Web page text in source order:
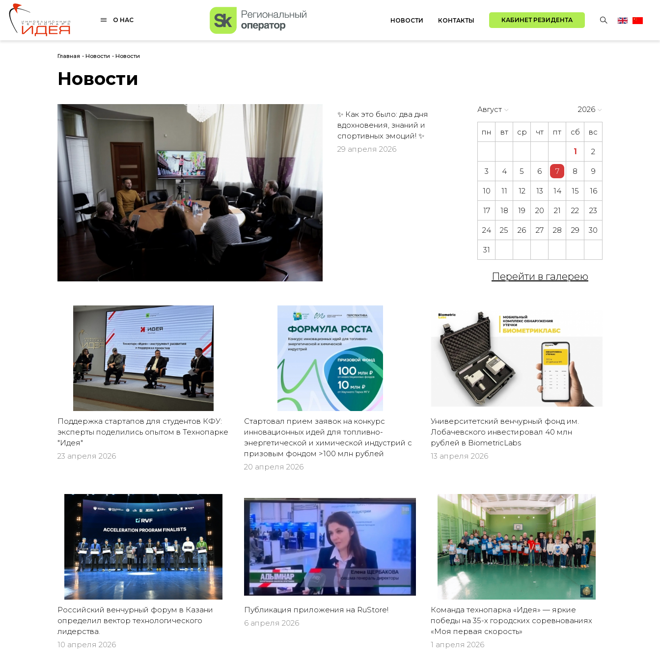
О НАС НОВОСТИ КОНТАКТЫ КАБИНЕТ РЕЗИДЕНТА
Главная - Новости - Новости
Новости
Август 2026
пн вт ср чт пт сб вс
1 2
3 4 5 6 7 8 9
10 11 12 13 14 15 16
17 18 19 20 21 22 23
24 25 26 27 28 29 30
31
Перейти в галерею
✨ Как это было: два дня
вдохновения, знаний и
спортивных эмоций! ✨
29 апреля 2026
Поддержка стартапов для студентов КФУ:
эксперты поделились опытом в Технопарке
"Идея"
23 апреля 2026
Стартовал прием заявок на конкурс
инновационных идей для топливно-
энергетической и химической индустрий с
призовым фондом >100 млн рублей
20 апреля 2026
Университетский венчурный фонд им.
Лобачевского инвестировал 40 млн
рублей в BiometricLabs
13 апреля 2026
Российский венчурный форум в Казани
определил вектор технологического
лидерства.
10 апреля 2026
Публикация приложения на RuStore!
6 апреля 2026
Команда технопарка «Идея» — яркие
победы на 35-х городских соревнованиях
«Моя первая скорость»
1 апреля 2026